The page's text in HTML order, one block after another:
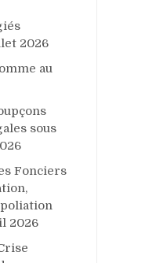
2026
au
sous
Fonciers
2026